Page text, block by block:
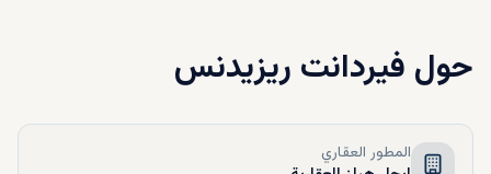
حول فيردانت ريزيدنس
المطور العقاري